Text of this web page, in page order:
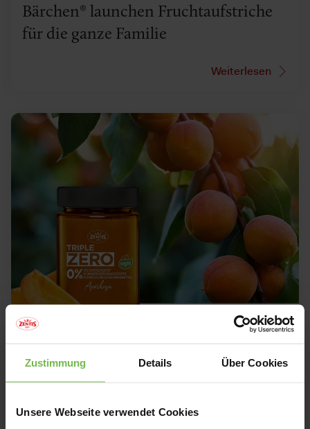
Zustimmung Details Über Cookies
Unsere Webseite verwendet Cookies
Bärchen® launchen Fruchtaufstriche
für die ganze Familie
Weiterlesen
Die Kunst des Weglassens: Zentis